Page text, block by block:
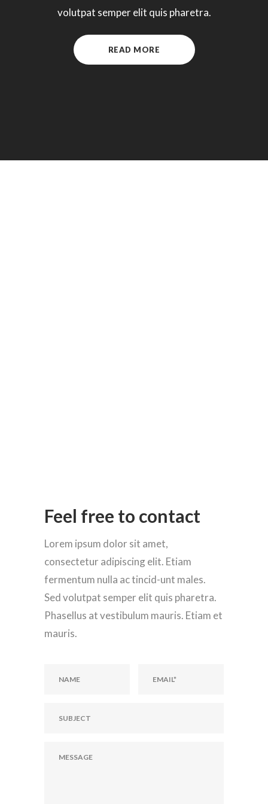
volutpat semper elit quis pharetra.
READ MORE
Feel free to contact
Lorem ipsum dolor sit amet,
consectetur adipiscing elit. Etiam
fermentum nulla ac tincid-unt males.
Sed volutpat semper elit quis pharetra.
Phasellus at vestibulum mauris. Etiam et
mauris.